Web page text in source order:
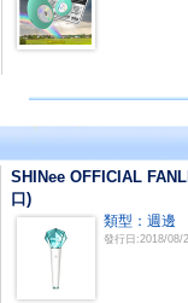
SHINee OFFICIAL
口)
類型：週邊
發行日:2018/08/